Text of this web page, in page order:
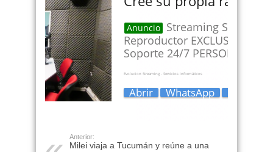
Anterior:
Milei viaja a Tucumán y reúne a una